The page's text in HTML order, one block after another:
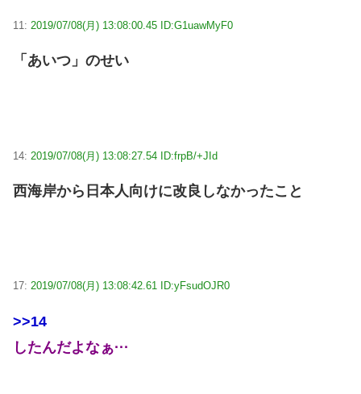
11: 2019/07/08(月) 13:08:00.45 ID:G1uawMyF0
「あいつ」のせい
14: 2019/07/08(月) 13:08:27.54 ID:frpB/+JId
西海岸から日本人向けに改良しなかったこと
17: 2019/07/08(月) 13:08:42.61 ID:yFsudOJR0
>>14
したんだよなぁ···